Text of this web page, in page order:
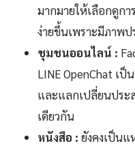
มากมายให้เลือกดูกา
ง่ายขึ้นเพราะมีภาพ
ชุมชนออนไลน์ :
LINE OpenChat เ
และแลกเปลี่ยนประ
เดียวกัน
หนังสือ : ยังคงเป็นแ